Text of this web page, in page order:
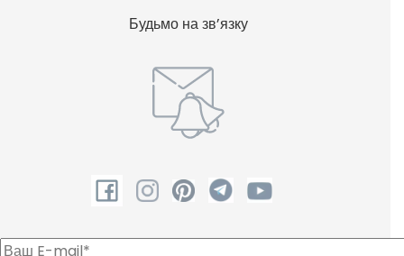
Будьмо на зв’язку